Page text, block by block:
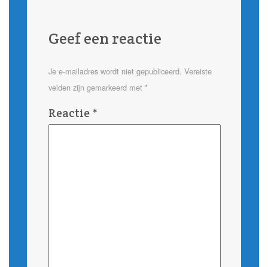
Geef een reactie
Je e-mailadres wordt niet gepubliceerd. Vereiste
velden zijn gemarkeerd met *
Reactie *